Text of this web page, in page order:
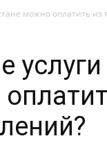
можно оплатить
услуги